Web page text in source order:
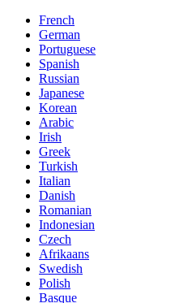
French
German
Portuguese
Spanish
Russian
Japanese
Korean
Arabic
Irish
Greek
Turkish
Italian
Danish
Romanian
Indonesian
Czech
Afrikaans
Swedish
Polish
Basque